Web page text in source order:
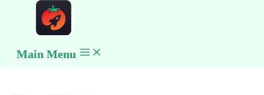
Main Menu